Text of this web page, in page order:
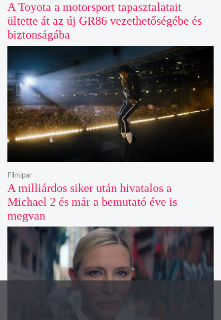
A Toyota a motorsport tapasztalatait
ültette át az új GR86 vezethetőségébe és
biztonságába
A milliárdos siker után hivatalos a
Michael 2 és már a bemutató éve is
megvan
Filmipar